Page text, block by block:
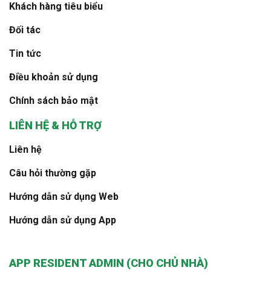
Khách hàng tiêu biểu
Đối tác
Tin tức
Điều khoản sử dụng
Chính sách bảo mật
LIÊN HỆ & HỖ TRỢ
Liên hệ
Câu hỏi thường gặp
Hướng dẫn sử dụng Web
Hướng dẫn sử dụng App
APP RESIDENT ADMIN (CHO CHỦ NHÀ)